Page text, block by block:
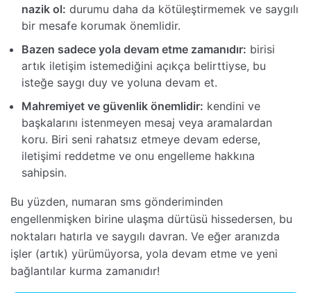
nazik ol: durumu daha da kötüleştirmemek ve saygılı
bir mesafe korumak önemlidir.
Bazen sadece yola devam etme zamanıdır: birisi
artık iletişim istemediğini açıkça belirttiyse, bu
isteğe saygı duy ve yoluna devam et.
Mahremiyet ve güvenlik önemlidir: kendini ve
başkalarını istenmeyen mesaj veya aramalardan
koru. Biri seni rahatsız etmeye devam ederse,
iletişimi reddetme ve onu engelleme hakkına
sahipsin.
Bu yüzden, numaran sms gönderiminden
engellenmişken birine ulaşma dürtüsü hissedersen, bu
noktaları hatırla ve saygılı davran. Ve eğer aranızda
işler (artık) yürümüyorsa, yola devam etme ve yeni
bağlantılar kurma zamanıdır!